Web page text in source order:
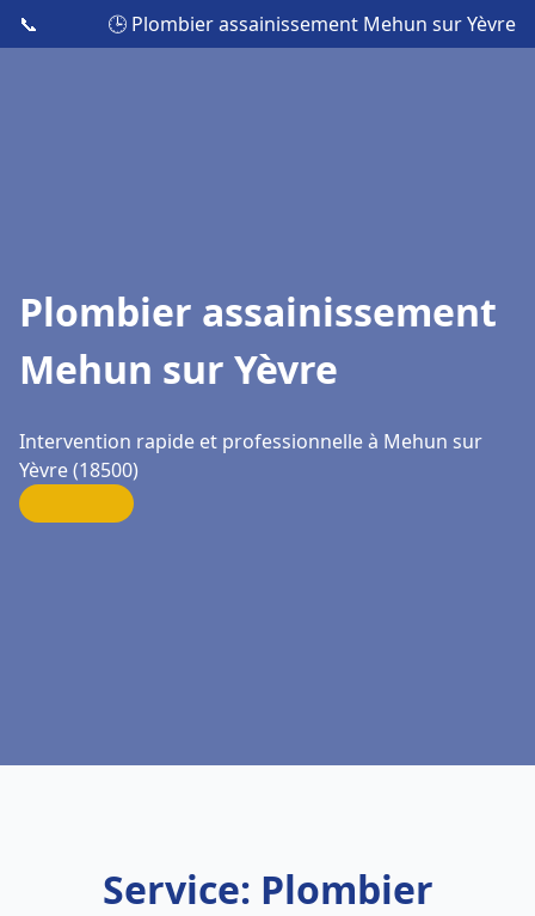
📞 🕒 Plombier assainissement Mehun sur Yèvre
Plombier assainissement
Mehun sur Yèvre
Intervention rapide et professionnelle à Mehun sur
Yèvre (18500)
Service: Plombier